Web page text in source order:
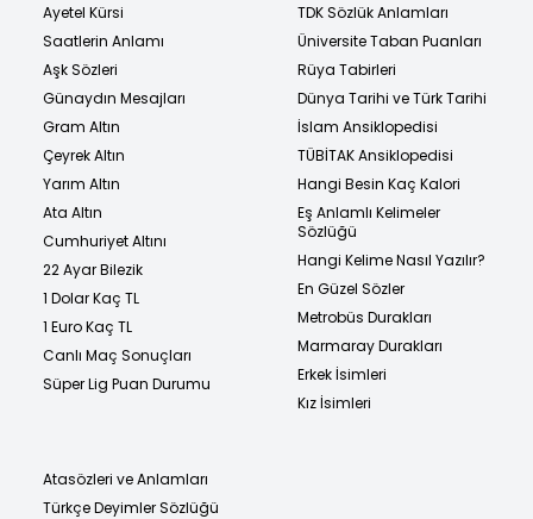
Ayetel Kürsi
Saatlerin Anlamı
Aşk Sözleri
Günaydın Mesajları
Gram Altın
Çeyrek Altın
Yarım Altın
Ata Altın
Cumhuriyet Altını
22 Ayar Bilezik
1 Dolar Kaç TL
1 Euro Kaç TL
Canlı Maç Sonuçları
Süper Lig Puan Durumu
TDK Sözlük Anlamları
Üniversite Taban Puanları
Rüya Tabirleri
Dünya Tarihi ve Türk Tarihi
İslam Ansiklopedisi
TÜBİTAK Ansiklopedisi
Hangi Besin Kaç Kalori
Eş Anlamlı Kelimeler
Sözlüğü
Hangi Kelime Nasıl Yazılır?
En Güzel Sözler
Metrobüs Durakları
Marmaray Durakları
Erkek İsimleri
Kız İsimleri
Atasözleri ve Anlamları
Türkçe Deyimler Sözlüğü